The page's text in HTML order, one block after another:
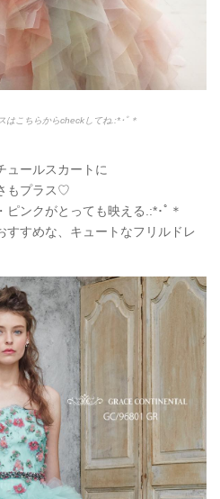
はこちらからcheckしてね.:*･ﾟ＊
ュールスカートに
もプラス♡
ピンクがとっても映える.:*･ﾟ＊
すめな、キュートなフリルドレ